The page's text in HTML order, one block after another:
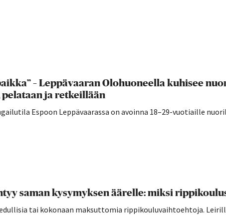
– Leppävaaran Olohuoneella kuhisee
ja retkeillään
Espoon Leppävaarassa on avoinna 18–29-vuotiaille
saman kysymyksen äärelle: miksi
tai kokonaan maksuttomia rippikouluvaihtoehtoja.